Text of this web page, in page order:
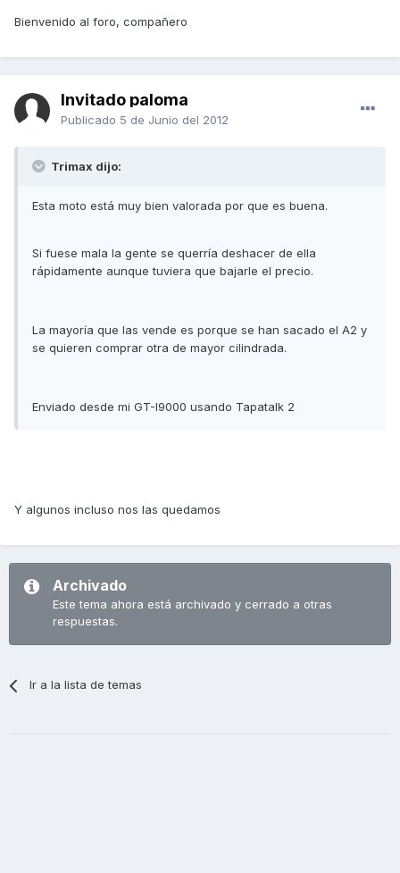
Bienvenido al foro, compañero
Invitado paloma
Publicado 5 de Junio del 2012
Trimax dijo:
Esta moto está muy bien valorada por que es buena.
Si fuese mala la gente se querría deshacer de ella
rápidamente aunque tuviera que bajarle el precio.
La mayoría que las vende es porque se han sacado el A2 y
se quieren comprar otra de mayor cilindrada.
Enviado desde mi GT-I9000 usando Tapatalk 2
Y algunos incluso nos las quedamos
Archivado
Este tema ahora está archivado y cerrado a otras
respuestas.
Ir a la lista de temas